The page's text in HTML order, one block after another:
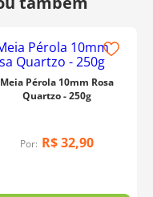
Meia Pérola 10mm Rosa
Quartzo - 250g
Por: R$32,90